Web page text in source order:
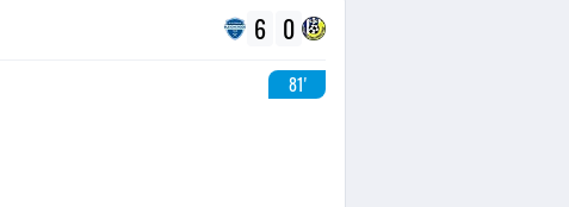
6 0
81'